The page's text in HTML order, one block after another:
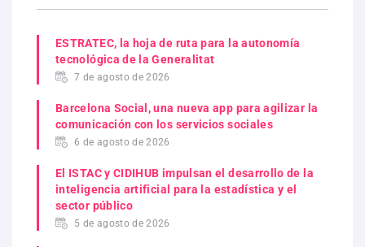
ESTRATEC, la hoja de ruta para la autonomía
tecnológica de la Generalitat
7 de agosto de 2026
Barcelona Social, una nueva app para agilizar la
comunicación con los servicios sociales
6 de agosto de 2026
El ISTAC y CIDIHUB impulsan el desarrollo de la
inteligencia artificial para la estadística y el
sector público
5 de agosto de 2026